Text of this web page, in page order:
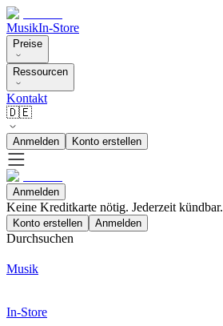
MusikIn-Store
Preise
Ressourcen
Kontakt
🇩🇪
Anmelden Konto erstellen
Anmelden
Keine Kreditkarte nötig. Jederzeit kündbar.
Konto erstellen Anmelden
Durchsuchen
Musik
In-Store